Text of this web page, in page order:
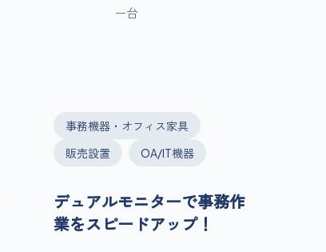
ー台
事務機器・オフィス家具
販売設置
OA/IT機器
デュアルモニターで事務作
業をスピードアップ！